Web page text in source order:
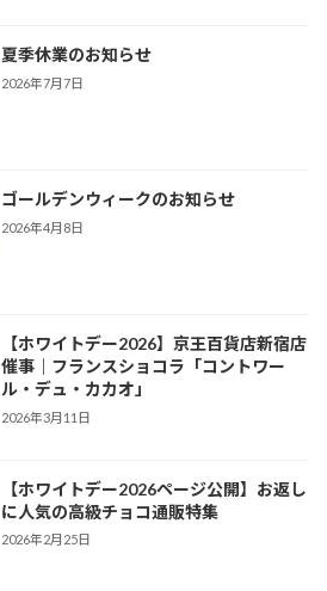
夏季休業のお知らせ
2026年7月7日
ゴールデンウィークのお知らせ
2026年4月8日
【ホワイトデー2026】京王百貨店新宿店
催事｜フランスショコラ「コントワー
ル・デュ・カカオ」
2026年3月11日
【ホワイトデー2026ページ公開】お返し
に人気の高級チョコ通販特集
2026年2月25日